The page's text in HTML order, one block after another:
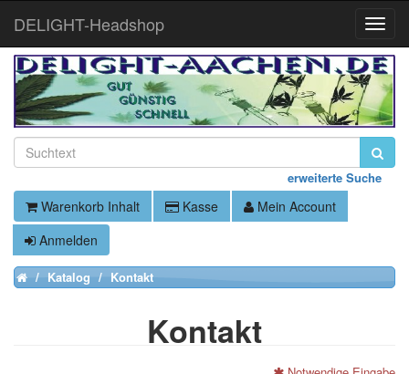
erweiterte Suche
Warenkorb Inhalt Kasse
Mein Account
Anmelden
HomeKatalog Kontakt
Kontakt
Toggle
DELIGHT-Headshop